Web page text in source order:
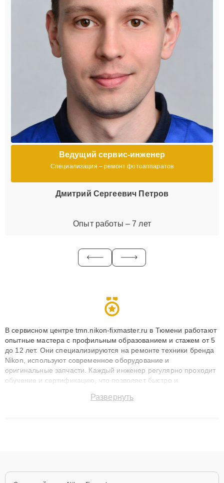
Ведущий сервис-инженер
Специализация – ремонт фотоаппаратов
Дмитрий Сергеевич Петров
Опыт работы – 7 лет
В сервисном центре tmn.nikon-fixmaster.ru в Тюмени работают
опытные мастера с профильным образованием и стажем от 5
до 12 лет. Они специализируются на ремонте техники бренда
Nikon, используют современное оборудование и
оригинальные запчасти. Каждый инженер регулярно проходит
обучение и сертификацию, что позволяет быстро и
сохранением гарантии до 3 лет. Наши мастера решают
Развернуть